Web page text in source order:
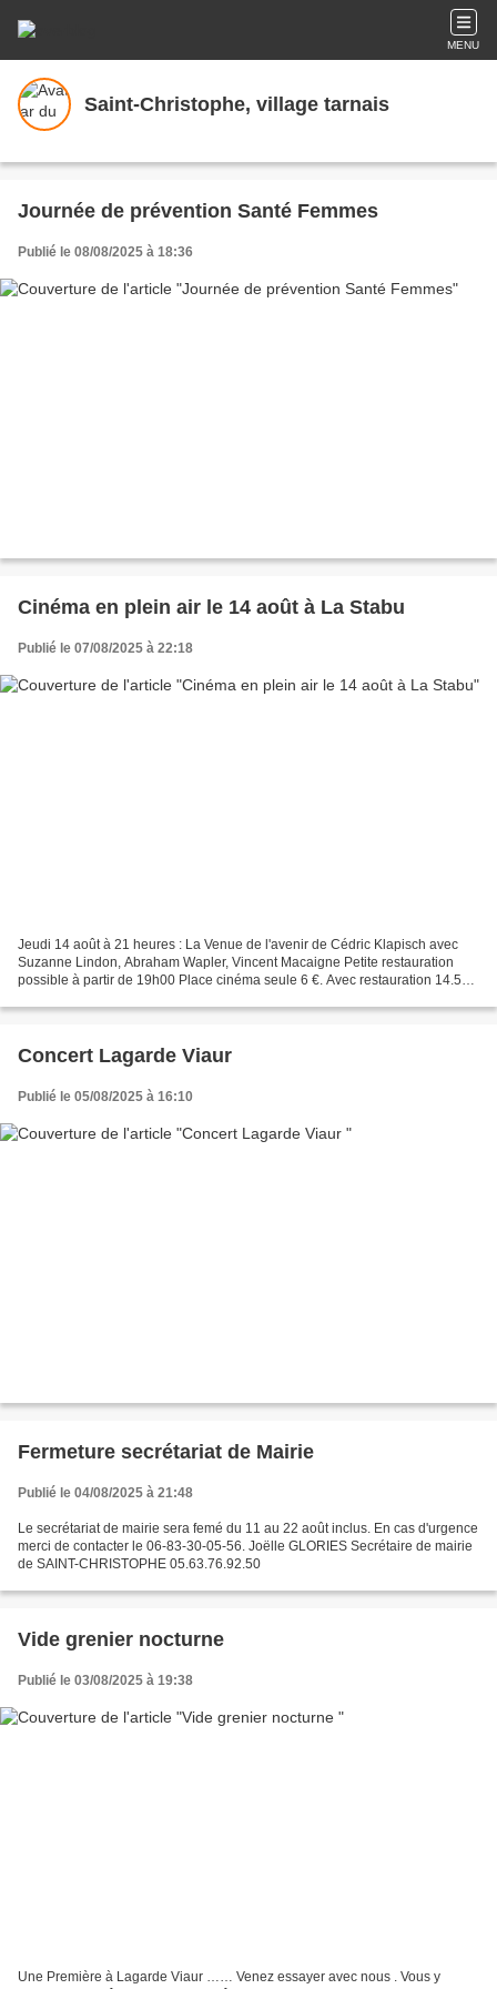
MENU
Saint-Christophe, village tarnais
Journée de prévention Santé Femmes
Publié le 08/08/2025 à 18:36
Cinéma en plein air le 14 août à La Stabu
Publié le 07/08/2025 à 22:18
Jeudi 14 août à 21 heures : La Venue de l'avenir de Cédric Klapisch avec
Suzanne Lindon, Abraham Wapler, Vincent Macaigne Petite restauration
possible à partir de 19h00 Place cinéma seule 6 €. Avec restauration 14.50
Concert Lagarde Viaur
Publié le 05/08/2025 à 16:10
Fermeture secrétariat de Mairie
Publié le 04/08/2025 à 21:48
Le secrétariat de mairie sera femé du 11 au 22 août inclus. En cas d'urgence
merci de contacter le 06-83-30-05-56. Joëlle GLORIES Secrétaire de mairie
de SAINT-CHRISTOPHE 05.63.76.92.50
Vide grenier nocturne
Publié le 03/08/2025 à 19:38
Une Première à Lagarde Viaur …… Venez essayer avec nous . Vous y